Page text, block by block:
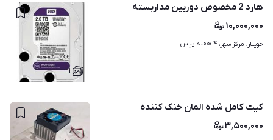
۱
هارد 2 مخصوص دوربین مداربسته
۱۰,۰۰۰,۰۰۰
جویبار، مرکز شهر، ۴ هفته پیش
کیت کامل شده المان خنک کننده
۳,۵۰۰,۰۰۰